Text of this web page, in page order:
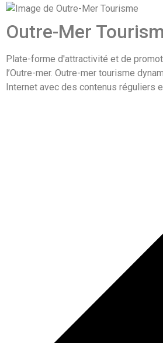
Outre-Mer
Plate-forme d'attractivité et de
l’Outre-mer. Outre-mer tourisme
Internet avec des contenus réguliers